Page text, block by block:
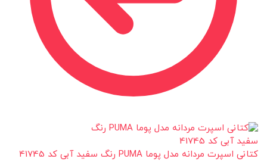
کتانی اسپرت مردانه مدل پوما PUMA رنگ سفید آبی کد 41745